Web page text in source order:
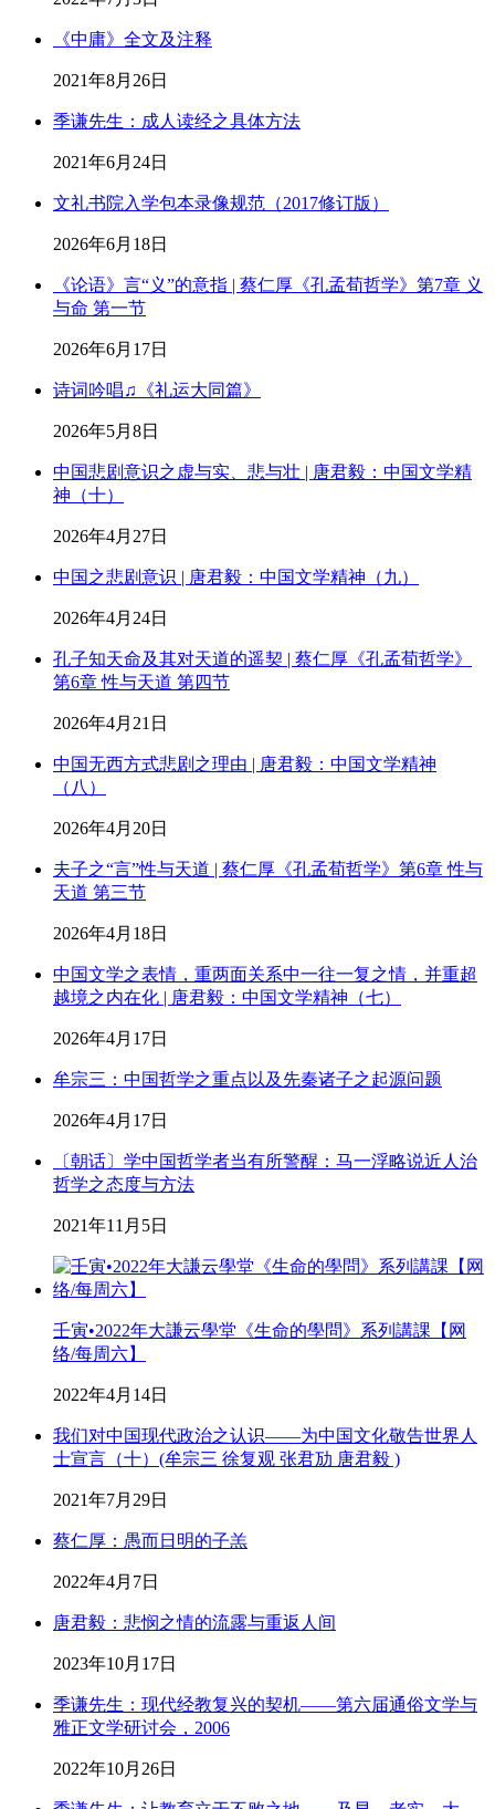
《中庸》全文及注释
2021年8月26日
季谦先生：成人读经之具体方法
2021年6月24日
文礼书院入学包本录像规范（2017修订版）
2026年6月18日
《论语》言“义”的意指 | 蔡仁厚《孔孟荀哲学》第7章 义
与命 第一节
2026年6月17日
诗词吟唱♫《礼运大同篇》
2026年5月8日
中国悲剧意识之虚与实、悲与壮 | 唐君毅：中国文学精
神（十）
2026年4月27日
中国之悲剧意识 | 唐君毅：中国文学精神（九）
2026年4月24日
孔子知天命及其对天道的遥契 | 蔡仁厚《孔孟荀哲学》
第6章 性与天道 第四节
2026年4月21日
中国无西方式悲剧之理由 | 唐君毅：中国文学精神
（八）
2026年4月20日
夫子之“言”性与天道 | 蔡仁厚《孔孟荀哲学》第6章 性与
天道 第三节
2026年4月18日
中国文学之表情，重两面关系中一往一复之情，并重超
越境之内在化 | 唐君毅：中国文学精神（七）
2026年4月17日
牟宗三：中国哲学之重点以及先秦诸子之起源问题
2026年4月17日
〔朝话〕学中国哲学者当有所警醒：马一浮略说近人治
哲学之态度与方法
2021年11月5日
壬寅•2022年大謙云學堂《生命的學問》系列講課【网
络/每周六】
2022年4月14日
我们对中国现代政治之认识——为中国文化敬告世界人
士宣言（十）(牟宗三 徐复观 张君劢 唐君毅 )
2021年7月29日
蔡仁厚：愚而日明的子羔
2022年4月7日
唐君毅：悲悯之情的流露与重返人间
2023年10月17日
季谦先生：现代经教复兴的契机——第六届通俗文学与
雅正文学研讨会，2006
2022年10月26日